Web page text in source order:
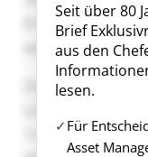
Seit über 80
Brief
aus den
lesen.
Für
Asset